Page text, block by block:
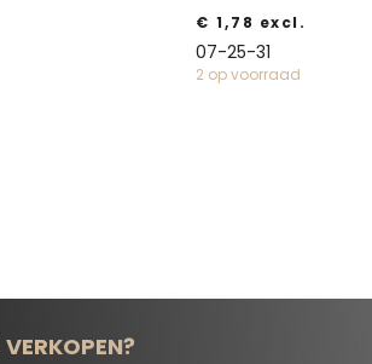
€ 1,78 excl.
07-25-31
2 op voorraad
VERKOPEN?